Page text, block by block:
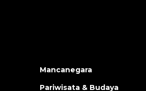
Mancanegara
Pariwisata & Budaya